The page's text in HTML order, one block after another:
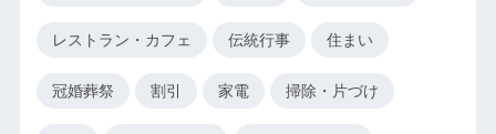
レストラン・カフェ 伝統行事 住まい
冠婚葬祭 割引 家電 掃除・片づけ